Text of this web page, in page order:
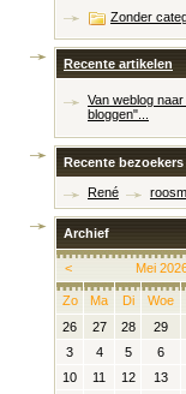
Zonder
Recente artikelen
Van weblog naar
bloggen"...
Recente bezoekers
René
Archief
< Mei
Zo Ma Di Woe
26
27 28 29
3
4 5 6
10
11 12 13